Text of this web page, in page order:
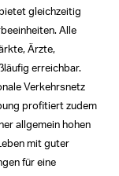
gleichzeitig
Alle
Ärzte,
erreichbar.
Verkehrsnetz
profitiert zudem
allgemein hohen
mit guter
für eine